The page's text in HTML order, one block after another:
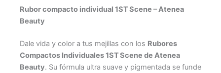
Rubor compacto individual 1ST Scene – Atenea
Beauty
Dale vida y color a tus mejillas con los Rubores
Compactos Individuales 1ST Scene de Atenea
Beauty. Su fórmula ultra suave y pigmentada se funde